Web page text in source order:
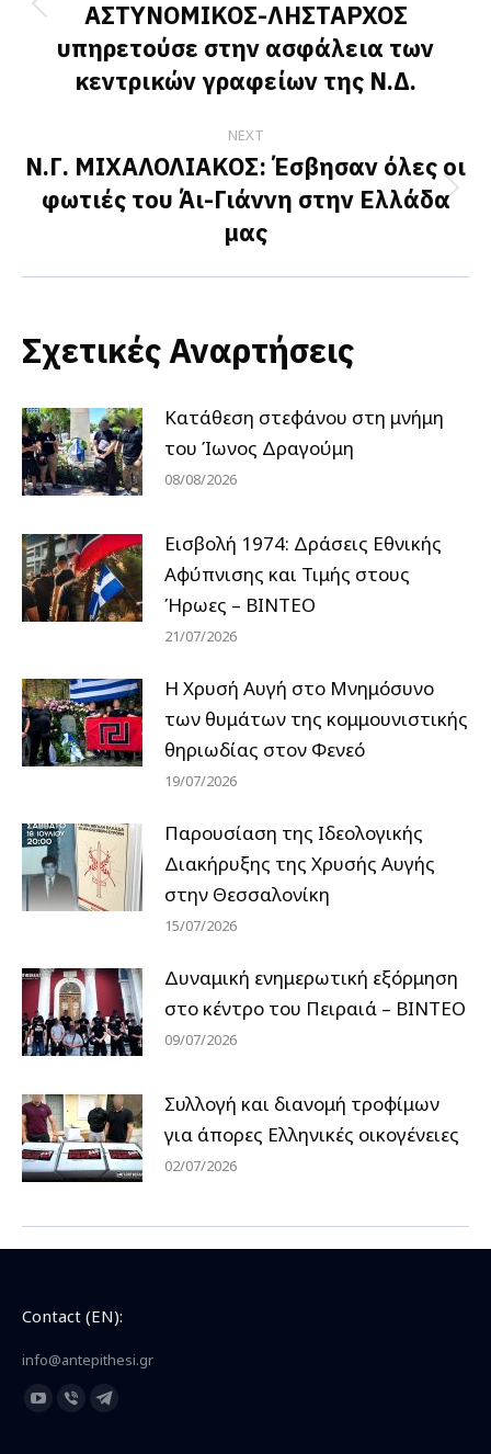
Previous
post:
ΑΣΤΥΝΟΜΙΚΟΣ-ΛΗΣΤΑΡΧΟΣ
υπηρετούσε στην ασφάλεια των
κεντρικών γραφείων της Ν.Δ.
NEXT
Next
post:
Ν.Γ. ΜΙΧΑΛΟΛΙΑΚΟΣ: Έσβησαν όλες οι
φωτιές του Άι-Γιάννη στην Ελλάδα
μας
Σχετικές Αναρτήσεις
Κατάθεση στεφάνου στη μνήμη
του Ίωνος Δραγούμη
08/08/2026
Εισβολή 1974: Δράσεις Εθνικής
Αφύπνισης και Τιμής στους
Ήρωες – ΒΙΝΤΕΟ
21/07/2026
Η Χρυσή Αυγή στο Μνημόσυνο
των θυμάτων της κομμουνιστικής
θηριωδίας στον Φενεό
19/07/2026
Παρουσίαση της Ιδεολογικής
Διακήρυξης της Χρυσής Αυγής
στην Θεσσαλονίκη
15/07/2026
Δυναμική ενημερωτική εξόρμηση
στο κέντρο του Πειραιά – ΒΙΝΤΕΟ
09/07/2026
Συλλογή και διανομή τροφίμων
για άπορες Ελληνικές οικογένειες
02/07/2026
Contact (EN):
info@antepithesi.gr
Find us on:
YouTubeViberTelegram